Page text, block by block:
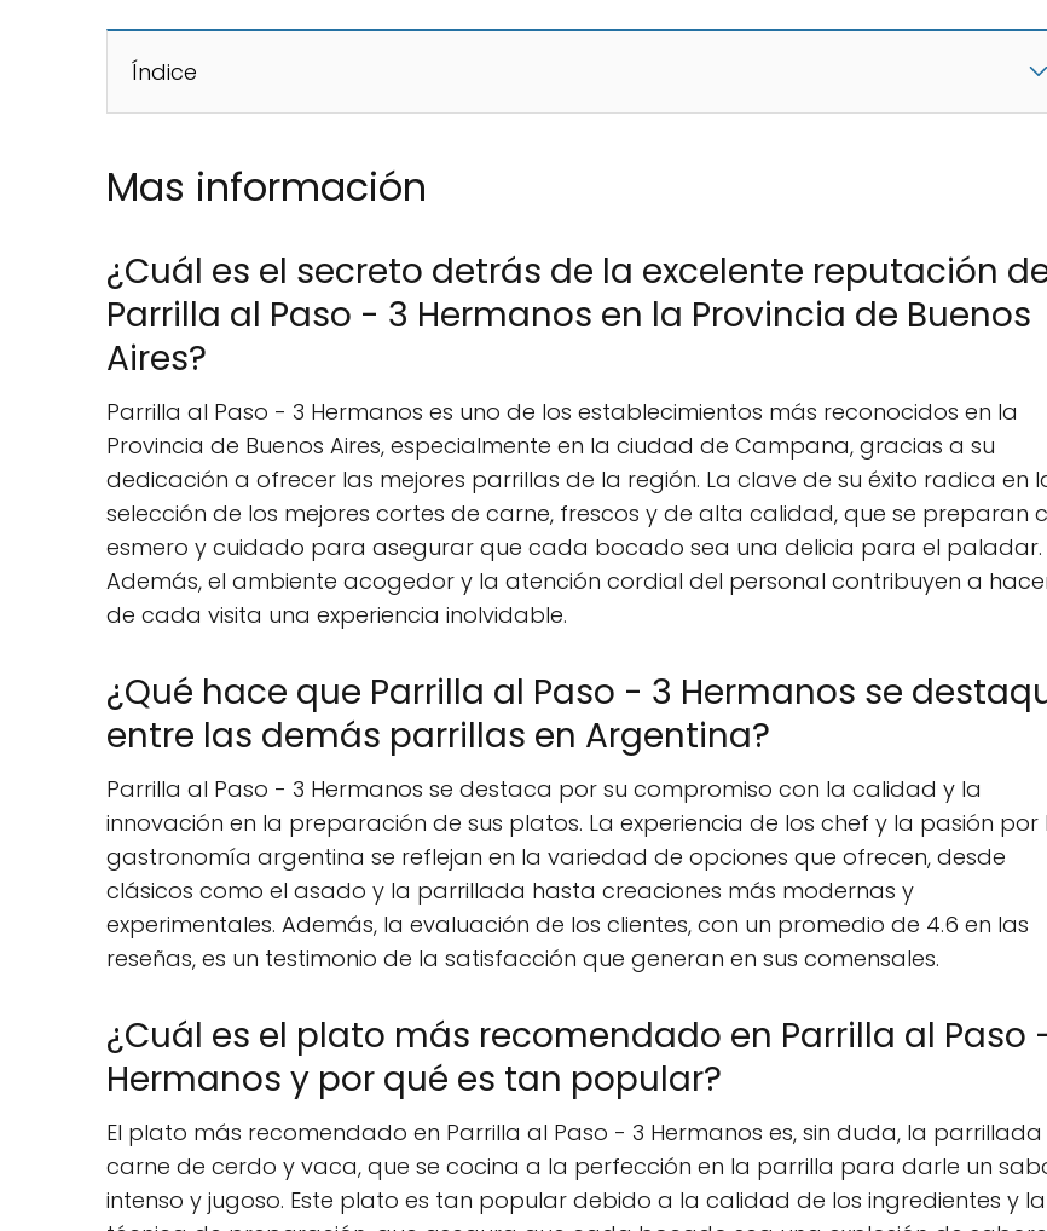
Índice
Mas información
¿Cuál es el secreto detrás de la excelente reputación
Parrilla al Paso - 3 Hermanos en la Provincia de Buenos
Aires?
Parrilla al Paso - 3 Hermanos es uno de los establecimientos más reconocidos en la
Provincia de Buenos Aires, especialmente en la ciudad de Campana, gracias a su
dedicación a ofrecer las mejores parrillas de la región. La clave de su éxito radica en
selección de los mejores cortes de carne, frescos y de alta calidad, que se preparan
esmero y cuidado para asegurar que cada bocado sea una delicia para el paladar.
Además, el ambiente acogedor y la atención cordial del personal contribuyen a
de cada visita una experiencia inolvidable.
¿Qué hace que Parrilla al Paso - 3 Hermanos se
entre las demás parrillas en Argentina?
Parrilla al Paso - 3 Hermanos se destaca por su compromiso con la calidad y la
innovación en la preparación de sus platos. La experiencia de los chef y la pasión por
gastronomía argentina se reflejan en la variedad de opciones que ofrecen, desde
clásicos como el asado y la parrillada hasta creaciones más modernas y
experimentales. Además, la evaluación de los clientes, con un promedio de 4.6 en las
reseñas, es un testimonio de la satisfacción que generan en sus comensales.
¿Cuál es el plato más recomendado en Parrilla al Paso
Hermanos y por qué es tan popular?
El plato más recomendado en Parrilla al Paso - 3 Hermanos es, sin duda, la
carne de cerdo y vaca, que se cocina a la perfección en la parrilla para darle un
intenso y jugoso. Este plato es tan popular debido a la calidad de los ingredientes y la